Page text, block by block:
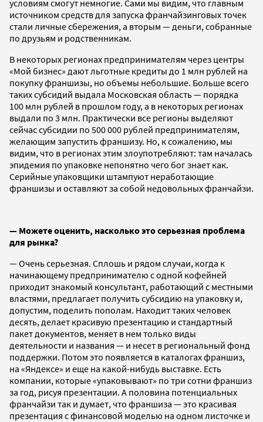
условиям смогут немногие. Сами мы видим, что главным
источником средств для запуска франчайзинговых точек
стали личные сбережения, а вторым — деньги, собранные
по друзьям и родственникам.
В некоторых регионах предпринимателям через центры
«Мой бизнес» дают льготные кредиты до 1 млн рублей на
покупку франшизы, но объемы небольшие. Больше всего
таких субсидий выдала Московская область — порядка
100 млн рублей в прошлом году, а в некоторых регионах
выдали по 3 млн. Практически все регионы выделяют
сейчас субсидии по 500 000 рублей предпринимателям,
желающим запустить франшизу. Но, к сожалению, мы
видим, что в регионах этим злоупотребляют: там началась
эпидемия по упаковке непонятно чего бог знает как.
Серийные упаковщики штампуют неработающие
франшизы и оставляют за собой недовольных франчайзи.
— Можете оценить, насколько это серьезная проблема
для рынка?
— Очень серьезная. Сплошь и рядом случаи, когда к
начинающему предпринимателю с одной кофейней
приходит знакомый консультант, работающий с местными
властями, предлагает получить субсидию на упаковку и,
допустим, поделить пополам. Находит таких человек
десять, делает красивую презентацию и стандартный
пакет документов, меняет в нем только виды
деятельности и названия — и несет в региональный фонд
поддержки. Потом это появляется в каталогах франшиз,
на «Яндексе» и еще на какой-нибудь выставке. Есть
компании, которые «упаковывают» по три сотни франшиз
за год, рисуя презентации. А половина потенциальных
франчайзи так и думает, что франшиза — это красивая
презентация с финансовой моделью на одном листочке и